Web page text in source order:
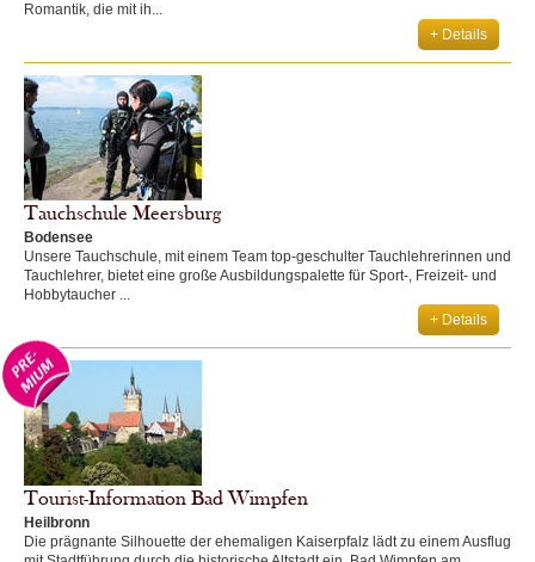
Romantik, die mit ih...
+ Details
Tauchschule Meersburg
Bodensee
Unsere Tauchschule, mit einem Team top-geschulter Tauchlehrerinnen und
Tauchlehrer, bietet eine große Ausbildungspalette für Sport-, Freizeit- und
Hobbytaucher ...
+ Details
Tourist-Information Bad Wimpfen
Heilbronn
Die prägnante Silhouette der ehemaligen Kaiserpfalz lädt zu einem Ausflug